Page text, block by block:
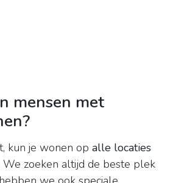
mensen met
kun je wonen op alle locaties
We zoeken altijd de beste plek